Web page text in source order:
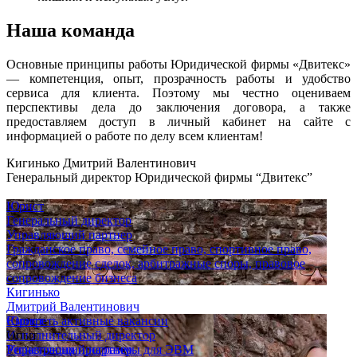
Наша команда
Основные принципы работы Юридической фирмы «Двитекс»
— компетенция, опыт, прозрачность работы и удобство
сервиса для клиента. Поэтому мы честно оцениваем
перспективы дела до заключения договора, а также
предоставляем доступ в личный кабинет на сайте с
информацией о работе по делу всем клиентам!
Кигинько Дмитрий Валентинович
Генеральный директор Юридической фирмы “Двитекс”
Юрист
Генеральный директор
Управляющий партнер
Гражданское право, семейное право, спортивное право,
сопровождение сделок, арбитражные споры, правовое
сопровождение бизнеса
Кигинько
Дмитрий Валентинович
Юрист
Исполнительный директор
Управляющий партнер
Смотреть активные вакансии
Опыт
Регистрация программы для ЭВМ